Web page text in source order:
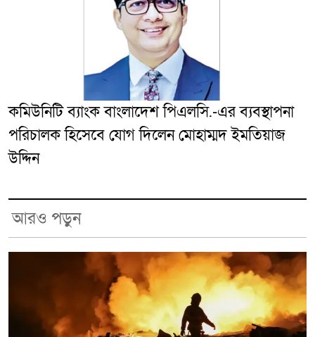
কমিউনিটি ব্যাংক বাংলাদেশ পিএলসি.-এর ব্যবস্থাপনা
পরিচালক হিসেবে যোগ দিলেন মোহাম্মদ ইমতিয়াজ
উদ্দিন
আরও পড়ুন